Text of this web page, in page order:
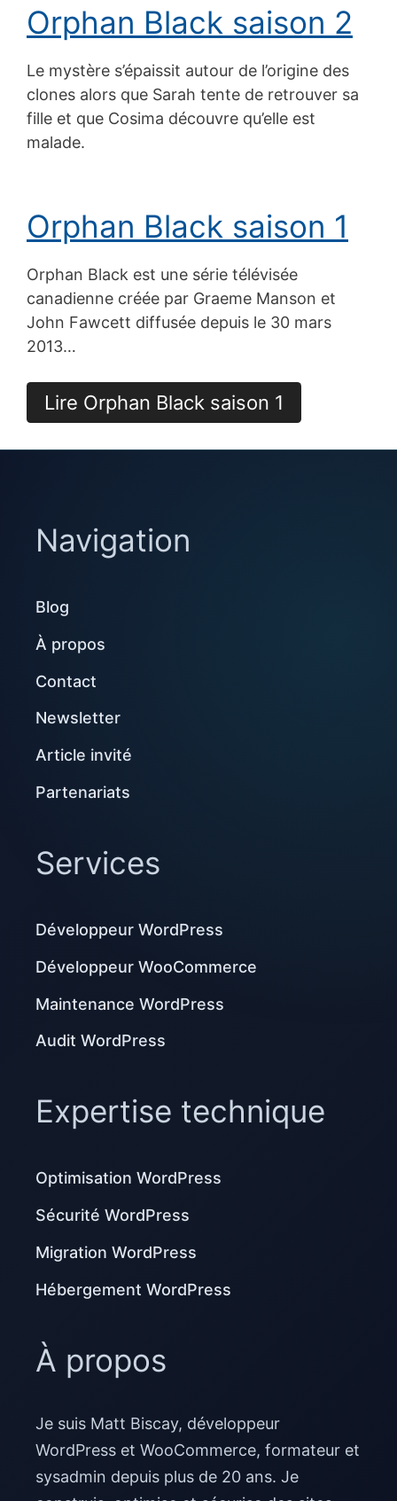
Orphan Black saison 2
Le mystère s’épaissit autour de l’origine des
clones alors que Sarah tente de retrouver sa
fille et que Cosima découvre qu’elle est
malade.
Orphan Black saison 1
Orphan Black est une série télévisée
canadienne créée par Graeme Manson et
John Fawcett diffusée depuis le 30 mars
2013…
Lire Orphan Black saison 1
Navigation
Blog
À propos
Contact
Newsletter
Article invité
Partenariats
Services
Développeur WordPress
Développeur WooCommerce
Maintenance WordPress
Audit WordPress
Expertise technique
Optimisation WordPress
Sécurité WordPress
Migration WordPress
Hébergement WordPress
À propos
Je suis Matt Biscay, développeur
WordPress et WooCommerce, formateur et
sysadmin depuis plus de 20 ans. Je